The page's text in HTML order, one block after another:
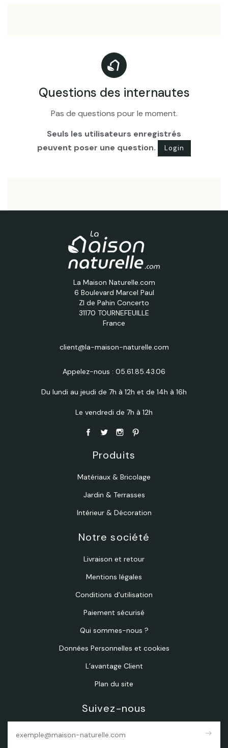
Questions des internautes
Pas de questions pour le moment.
Seuls les utilisateurs enregistrés
peuvent poser une question.
Login
La Maison Naturelle.com
6 Boulevard Marcel Paul
ZI de Pahin Concerto
31170 TOURNEFEUILLE
France
client@la-maison-naturelle.com
Appelez-nous : 05.61.85.43.06
Du lundi au jeudi de 7h à 12h et de 14h à 16h
Le vendredi de 7h à 12h
Produits
Matériaux & Bricolage
Jardin & Terrasses
Intérieur & Décoration
Notre société
Livraison et retour
Mentions légales
Conditions d'utilisation
Paiement sécurisé
Qui sommes-nous ?
Données Personnelles et cookies
L’avantage Client
Plan du site
Suivez-nous
east